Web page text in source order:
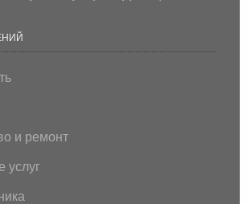
и ремонт
услуг